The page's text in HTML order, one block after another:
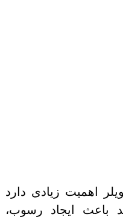
اهمیت زیادی دارد
باعث ایجاد رسوب،